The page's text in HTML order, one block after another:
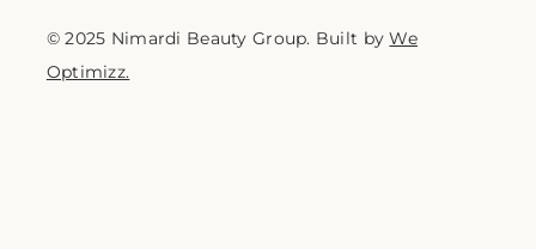
© 2025 Nimardi Beauty Group. Built byWe
Optimizz.